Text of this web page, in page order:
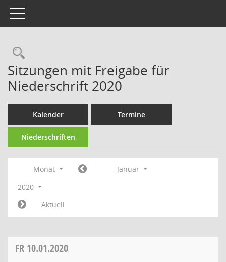
Toggle navigation
Rechercheauswahl
Sitzungen mit Freigabe für
Niederschrift 2020
Kalender Termine
Niederschriften
Monat
Januar
2020
Aktuell
FR 10.01.2020